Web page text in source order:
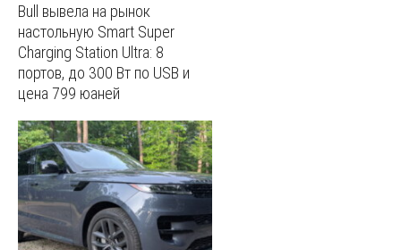
Bull вывела на рынок
настольную Smart Super
Charging Station Ultra: 8
портов, до 300 Вт по USB и
цена 799 юаней